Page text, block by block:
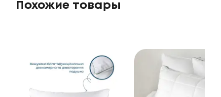
Похожие товары